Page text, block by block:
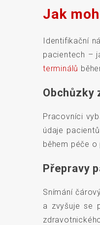
Jak
Identifikační
pacientech –
terminálů
Obchůzky
Pracovníci
údaje
během péče
Přepravy
Snímání
a zvyšuje se